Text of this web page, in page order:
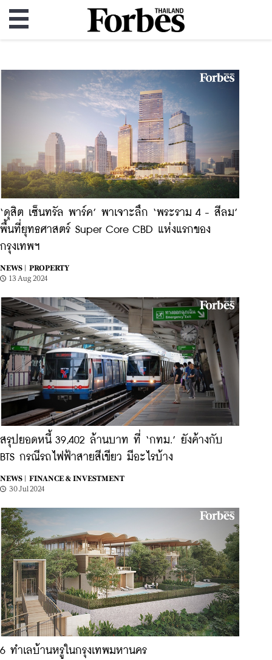
‘ดุสิต เซ็นทรัล พาร์ค’ พาเจาะลึก ‘พระราม 4 - สีลม’
พื้นที่ยุทธศาสตร์ Super Core CBD แห่งแรกของ
กรุงเทพฯ
NEWS |
PROPERTY
13 Aug 2024
สรุปยอดหนี้ 39,402 ล้านบาท ที่ ‘กทม.’ ยังค้างกับ
BTS กรณีรถไฟฟ้าสายสีเขียว มีอะไรบ้าง
NEWS |
FINANCE & INVESTMENT
30 Jul 2024
6 ทำเลบ้านหรูในกรุงเทพมหานคร